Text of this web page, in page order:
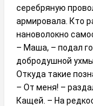
серебряную
армировала. Кто
нановолокно
– Маша, – подал
добродушной
Откуда такие
– От меня! –
Кащей. – На